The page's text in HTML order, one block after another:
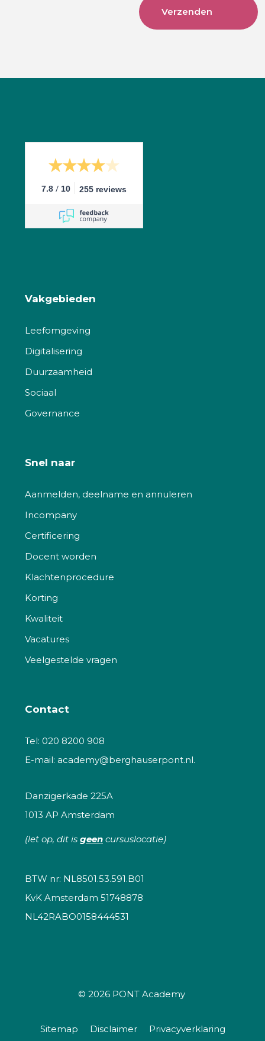
7.8 / 10 255 reviews
Vakgebieden
Leefomgeving
Digitalisering
Duurzaamheid
Sociaal
Governance
Snel naar
Aanmelden, deelname en annuleren
Incompany
Certificering
Docent worden
Klachtenprocedure
Korting
Kwaliteit
Vacatures
Veelgestelde vragen
Contact
Tel: 020 8200 908
E-mail: academy@berghauserpont.nl.
Danzigerkade 225A
1013 AP Amsterdam
(let op, dit is geen cursuslocatie)
BTW nr: NL8501.53.591.B01
KvK Amsterdam 51748878
NL42RABO0158444531
© 2026 PONT Academy
Sitemap Disclaimer Privacyverklaring